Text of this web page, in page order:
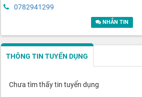
0782941299
NHẮN TIN
THÔNG TIN TUYỂN DỤNG
Chưa tìm thấy tin tuyển dụng